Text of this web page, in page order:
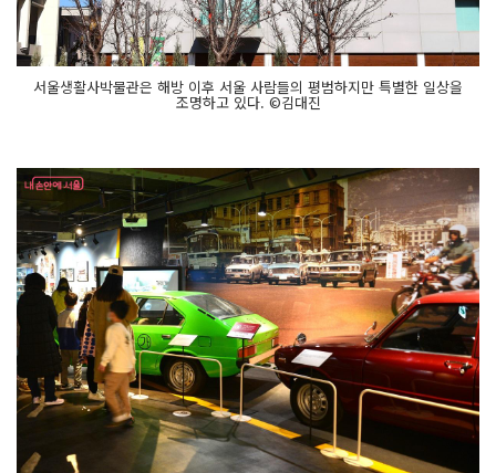
서울생활사박물관은 해방 이후 서울 사람들의 평범하지만 특별한 일상을
조명하고 있다. ©김대진